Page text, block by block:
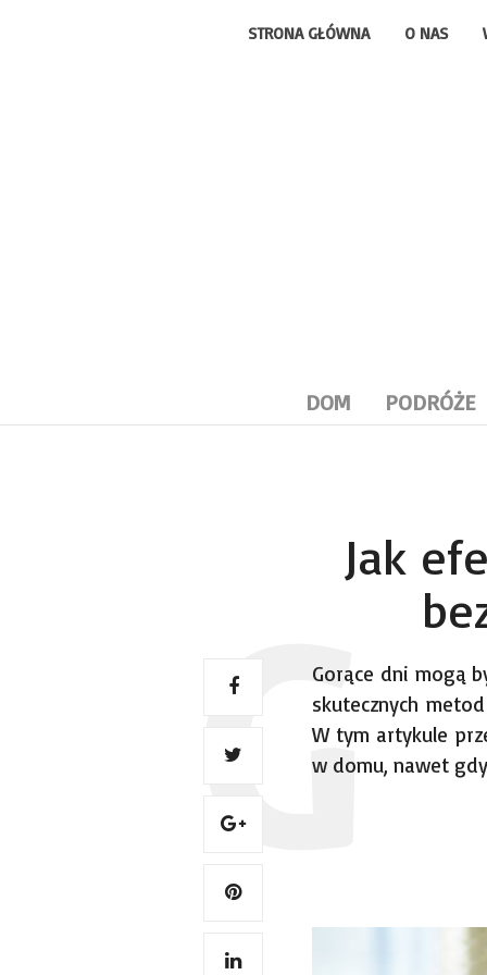
STRONA GŁÓWNA O NAS
DOM PODRÓŻE
Jak
Gorące dni mogą
skutecznych
W tym artykule
w domu, nawet